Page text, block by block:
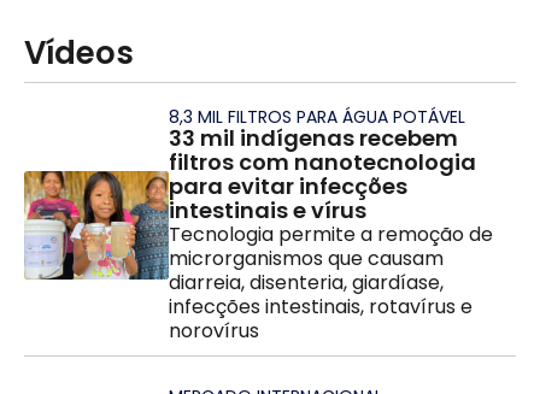
Vídeos
8,3 MIL FILTROS PARA ÁGUA POTÁVEL
33 mil indígenas recebem
filtros com nanotecnologia
para evitar infecções
intestinais e vírus
Tecnologia permite a remoção de
microrganismos que causam
diarreia, disenteria, giardíase,
infecções intestinais, rotavírus e
norovírus